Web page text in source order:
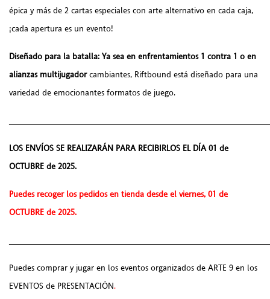
épica y más de 2 cartas especiales con arte alternativo en cada caja,
¡cada apertura es un evento!
Diseñado para la batalla: Ya sea en enfrentamientos 1 contra 1 o en
alianzas multijugadorcambiantes, Riftbound está diseñado para una
variedad de emocionantes formatos de juego.
LOS ENVÍOS SE REALIZARÁN PARA RECIBIRLOS EL DÍA 01 de
OCTUBRE de 2025.
Puedes recoger los pedidos en tienda desde el viernes, 01 de
OCTUBRE de 2025.
Puedes comprar y jugar en los eventos organizados de ARTE 9 en los
EVENTOS de PRESENTACIÓN.